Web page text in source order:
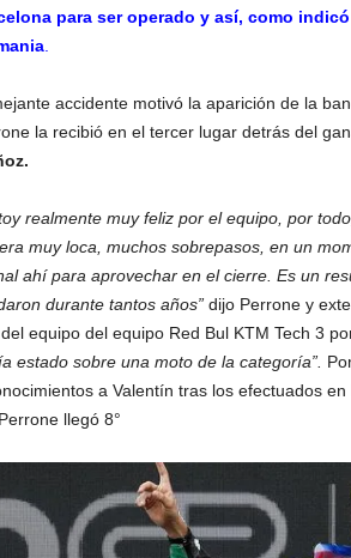
para ser operado y así, como
.
accidente motivó la aparición de la
la recibió en el tercer lugar detrás del
realmente muy feliz por el equipo, por
muy loca, muchos sobrepasos, en un
ahí para aprovechar en el cierre. Es un
durante tantos años” dijo Perrone y
equipo del equipo Red Bul KTM Tech 3
estado sobre una moto de la categoría”.
a Valentín tras los efectuados
llegó 8°